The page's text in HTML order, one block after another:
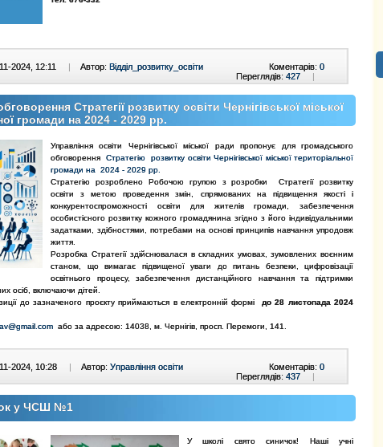
2024, 12:11 | Автор: Відділ_розвитку_освіти Коментарів: 0
Переглядів: 427 |
Стратегії розвитку освіти Чернігівської міської
громади на 2024 - 2029 рр.
Управління освіти Чернігівської міської ради пропонує для громадського
обговорення Стратегію розвитку освіти Чернігівської міської територіальної
громади на 2024 - 2029 рр.
Стратегію розроблено Робочою групою з розробки Стратегії розвитку
освіти з метою проведення змін, спрямованих на підвищення якості і
конкурентоспроможності освіти для жителів громади, забезпечення
особистісного розвитку кожного громадянина згідно з його індивідуальними
задатками, здібностями, потребами на основі принципів навчання упродовж
життя.
Розробка Стратегії здійснювалася в складних умовах, зумовлених воєнним
станом, що вимагає підвищеної уваги до питань безпеки, цифровізації
освітнього процесу, забезпечення дистанційного навчання та підтримки
осіб, включаючи дітей.
до зазначеного проєкту приймаються в електронній формі до 28 листопада 2024
або за адресою: 14038, м. Чернігів, просп. Перемоги, 141.
2024, 10:28 | Автор: Управління освіти Коментарів: 0
Переглядів: 437 |
у ЧСШ №1
У школі свято синичок! Наші учні